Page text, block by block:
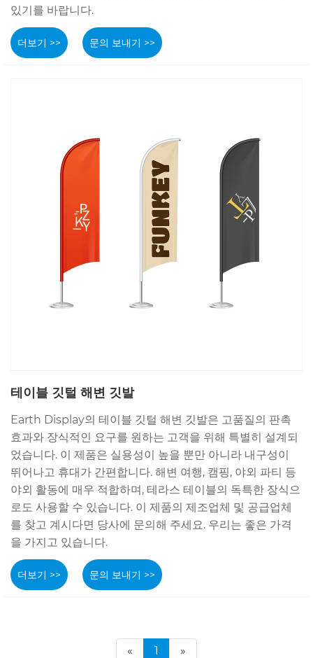
있기를 바랍니다.
더보기 >> 문의 보내기 >>
테이블 깃털 해변 깃발
Earth Display의 테이블 깃털 해변 깃발은 고품질의 판촉
효과와 장식적인 요구를 원하는 고객을 위해 특별히 설계되
었습니다. 이 제품은 실용성이 높을 뿐만 아니라 내구성이
뛰어나고 휴대가 간편합니다. 해변 여행, 캠핑, 야외 파티 등
야외 활동에 매우 적합하며, 테라스 테이블의 독특한 장식으
로도 사용할 수 있습니다. 이 제품의 제조업체 및 공급업체
를 찾고 계시다면 당사에 문의해 주세요. 우리는 좋은 가격
을 가지고 있습니다.
더보기 >> 문의 보내기 >>
« 1 »